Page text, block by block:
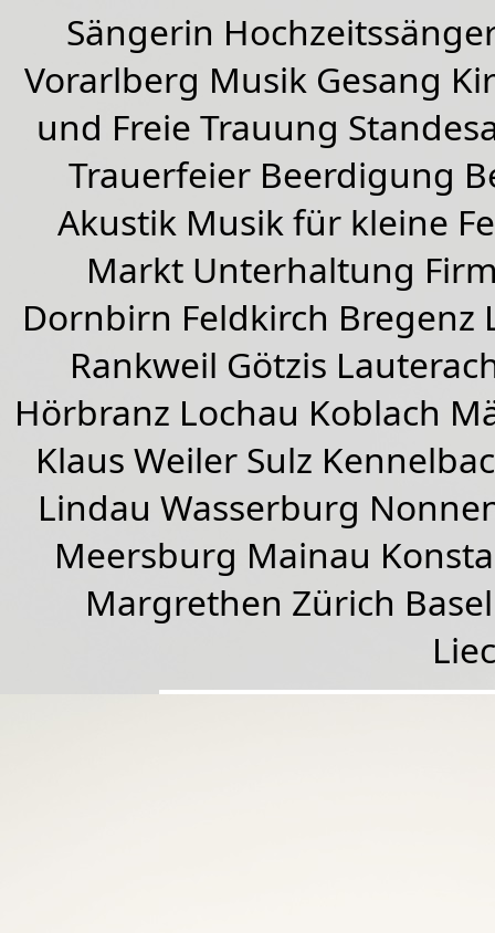
Sängerin
Vorarlberg Musik Gesang
und Freie Trauung
Trauerfeier Beerdigung
Akustik Musik für kleine
Markt Unterhaltung
Dornbirn Feldkirch Bregenz
Rankweil Götzis
Hörbranz Lochau Koblach
Klaus Weiler Sulz
Lindau Wasserburg
Meersburg Mainau
Margrethen Zürich